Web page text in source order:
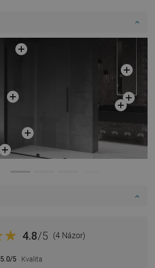
4.8/5 (4 Názor)
5.0/5 Kvalita